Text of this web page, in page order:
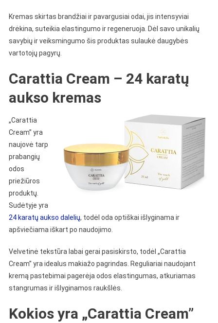
Kremas skirtas brandžiai ir pavargusiai odai, jis intensyviai
drėkina, suteikia elastingumo ir regeneruoja. Dėl savo unikalių
savybių ir veiksmingumo šis produktas sulaukė daugybės
vartotojų pagyrų.
Carattia Cream – 24 karatų
aukso kremas
„Carattia
Cream” yra
naujovė tarp
prabangių
odos
priežiūros
produktų.
Sudėtyje yra
24 karatų aukso dalelių, todėl oda optiškai išlyginama ir
apšviečiama iškart po naudojimo.
Velvetinė tekstūra labai gerai pasiskirsto, todėl „Carattia
Cream” yra idealus makiažo pagrindas. Reguliariai naudojant
kremą pastebimai pagerėja odos elastingumas, atkuriamas
stangrumas ir išlyginamos raukšlės.
Kokios yra „Carattia Cream”